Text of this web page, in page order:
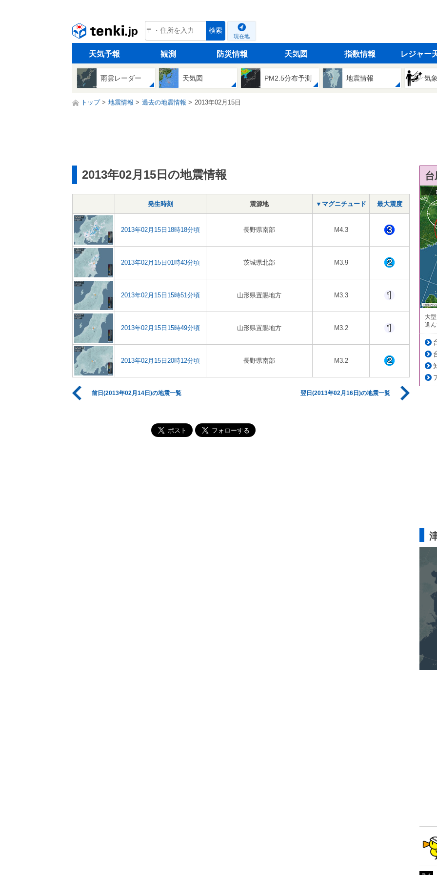
tenki.jp 検索
現在地
天気予報 観測 防災情報 天気図 指数情報 レジャー
雨雲レーダー 天気図 PM2.5分布予測 地震情報 気
トップ 地震情報 過去の地震情報 2013年02月15日
2013年02月15日の地震情報
発生時刻 震源地 ▼マグニチュード 最大震度
2013年02月15日18時18分頃 長野県南部 M4.3
2013年02月15日01時43分頃 茨城県北部 M3.9
2013年02月15日15時51分頃 山形県置賜地方 M3.3
2013年02月15日15時49分頃 山形県置賜地方 M3.2
2013年02月15日20時12分頃 長野県南部 M3.2
前日(2013年02月14日)の地震一覧 翌日(2013年02月16日)の地震一覧
大
進